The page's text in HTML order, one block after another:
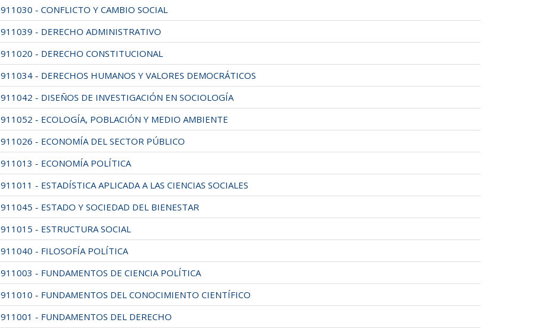
911030 - CONFLICTO Y CAMBIO SOCIAL
911039 - DERECHO ADMINISTRATIVO
911020 - DERECHO CONSTITUCIONAL
911034 - DERECHOS HUMANOS Y VALORES DEMOCRÁTICOS
911042 - DISEÑOS DE INVESTIGACIÓN EN SOCIOLOGÍA
911052 - ECOLOGÍA, POBLACIÓN Y MEDIO AMBIENTE
911026 - ECONOMÍA DEL SECTOR PÚBLICO
911013 - ECONOMÍA POLÍTICA
911011 - ESTADÍSTICA APLICADA A LAS CIENCIAS SOCIALES
911045 - ESTADO Y SOCIEDAD DEL BIENESTAR
911015 - ESTRUCTURA SOCIAL
911040 - FILOSOFÍA POLÍTICA
911003 - FUNDAMENTOS DE CIENCIA POLÍTICA
911010 - FUNDAMENTOS DEL CONOCIMIENTO CIENTÍFICO
911001 - FUNDAMENTOS DEL DERECHO